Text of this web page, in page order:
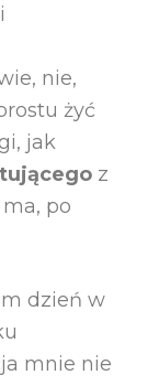
nie,
żyć
jak
z
ma, po
dzień w
mnie nie